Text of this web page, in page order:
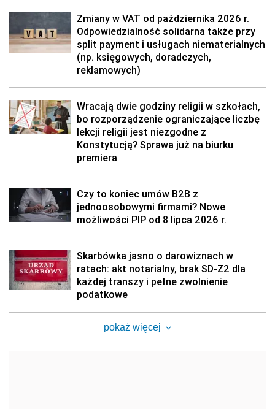
Zmiany w VAT od października 2026 r.
Odpowiedzialność solidarna także przy
split payment i usługach niematerialnych
(np. księgowych, doradczych,
reklamowych)
Wracają dwie godziny religii w szkołach,
bo rozporządzenie ograniczające liczbę
lekcji religii jest niezgodne z
Konstytucją? Sprawa już na biurku
premiera
Czy to koniec umów B2B z
jednoosobowymi firmami? Nowe
możliwości PIP od 8 lipca 2026 r.
Skarbówka jasno o darowiznach w
ratach: akt notarialny, brak SD-Z2 dla
każdej transzy i pełne zwolnienie
podatkowe
pokaż więcej